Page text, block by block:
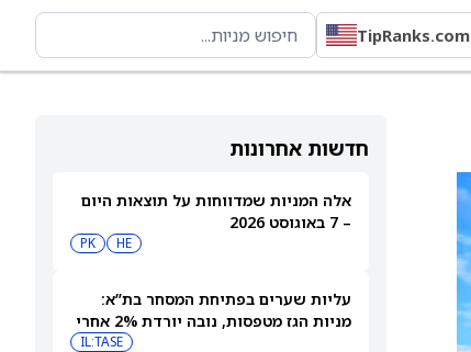
TipRanks.com
חדשות אחרונות
אלה המניות שמדווחות על תוצאות היום
– 7 באוגוסט 2026
HE
PK
עליות שערים בפתיחת המסחר בת”א:
מניות הגז מטפסות, נובה יורדת 2% אחרי
IL:TASE